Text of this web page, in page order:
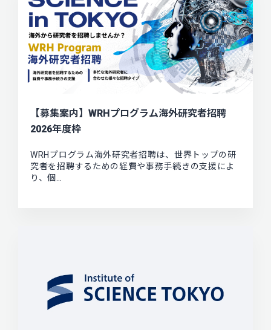
【募集案内】WRHプログラム海外研究者招聘
2026年度枠
WRHプログラム海外研究者招聘は、世界トップの研
究者を招聘するための経費や事務手続きの支援によ
り、個…